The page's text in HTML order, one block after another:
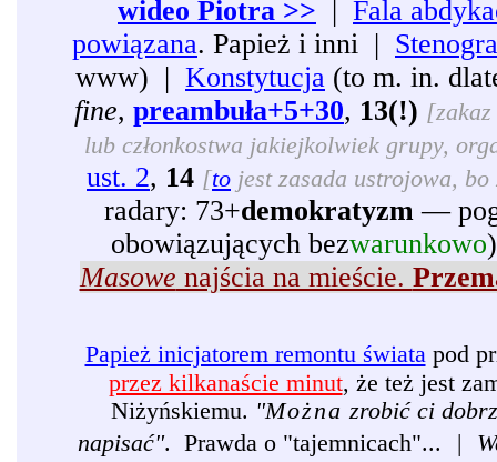
wideo Piotra >>
Fala
powiązana. Papież i inni |
www) | Konstytucja (to m. in.
fine, preambuła+5+30, 13(!)
lub członkostwa jakiejkolwiek grupy,
ust. 2, 14 [to jest zasada ustrojowa,
radary: 73+demokratyzm—
obowiązujących bezwarunkowo
Masowe najścia na mieście.
Papież inicjatorem remontu światapod
przez kilkanaście minut, że też jest
Niżyńskiemu. "Można zrobić ci
napisać". Prawda o "tajemnicach"... |